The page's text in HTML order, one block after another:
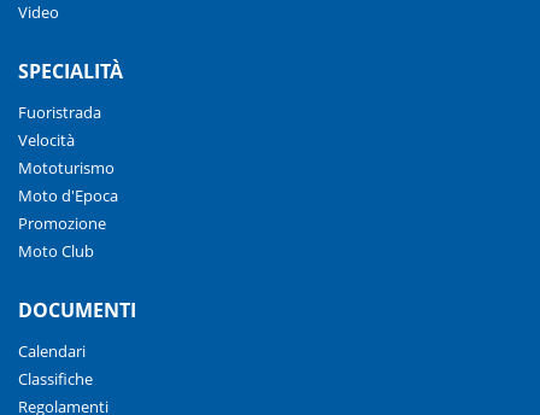
Video
SPECIALITÀ
Fuoristrada
Velocità
Mototurismo
Moto d'Epoca
Promozione
Moto Club
DOCUMENTI
Calendari
Classifiche
Regolamenti